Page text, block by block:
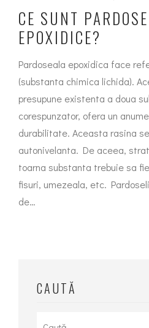
CE SUNT
EPOXIDICE?
Pardoseala epoxidica face
(substanta chimica lichida).
presupune existenta a doua
corespunzator, ofera un
durabilitate. Aceasta rasina
autonivelanta. De aceea,
toarna substanta trebuie sa
fisuri, umezeala, etc.
de…
CAUTĂ